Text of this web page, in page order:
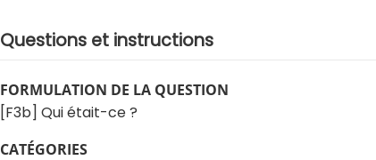
Questions et instructions
FORMULATION DE LA QUESTION
[F3b] Qui était-ce ?
CATÉGORIES